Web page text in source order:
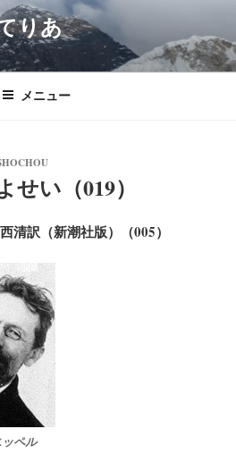
りあ
メニュー
い（019）
訳（新潮社版）（005）
ペル